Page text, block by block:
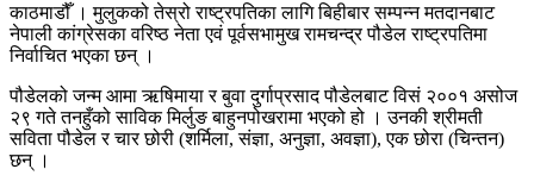
काठमाडौँ । मुलुकको तेस्रो राष्ट्रपतिका लागि बिहीबार सम्पन्न मतदानबाट
नेपाली कांग्रेसका वरिष्ठ नेता एवं पूर्वसभामुख रामचन्द्र पौडेल राष्ट्रपतिमा
निर्वाचित भएका छन् ।
पौडेलको जन्म आमा ऋषिमाया र बुवा दुर्गाप्रसाद पौडेलबाट विसं २००१ असोज
२९ गते तनहुँको साविक मिर्लुङ बाहुनपोखरामा भएको हो । उनकी श्रीमती
सविता पौडेल र चार छोरी (शर्मिला, संज्ञा, अनुज्ञा, अवज्ञा), एक छोरा (चिन्तन)
छन् ।